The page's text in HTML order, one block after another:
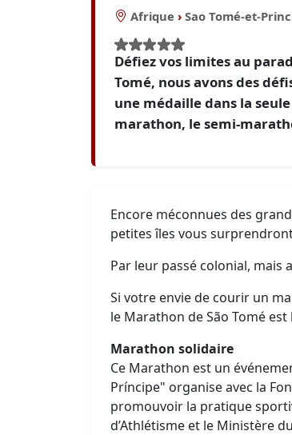
Afrique › Sao Tomé-et-
Défiez vos limites au
Tomé, nous avons des
une médaille dans la
marathon, le semi-
Encore méconnues des
petites îles vous
Par leur passé colonial, mais
Si votre envie de courir un
le Marathon de São Tomé est
Marathon solidaire
Ce Marathon est un
Príncipe" organise avec la
promouvoir la pratique
d’Athlétisme et le Ministère